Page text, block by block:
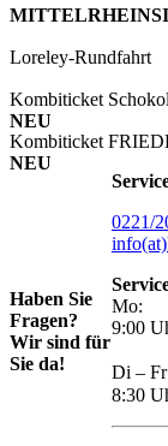
MITTELRHEIN
Loreley-Rundfahrt
NEU
Kombiticket
NEU
Kombiticket
Haben Sie
Fragen?
Wir sind für
Sie da!
0221/
Mo:
9:00
Di –
8:30